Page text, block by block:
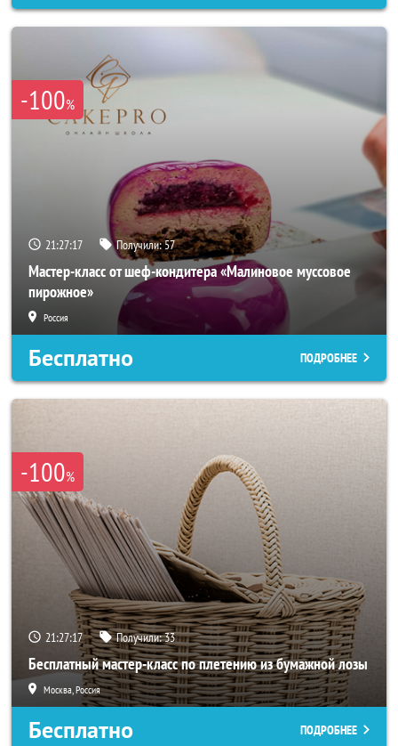
-100%
21:27:14 Получили:57
Мастер-класс от шеф-кондитера «Малиновое муссовое
пирожное»
Россия
Бесплатно ПОДРОБНЕЕ
-100%
21:27:14 Получили:33
Бесплатный мастер-класс по плетению из бумажной лозы
Москва, Россия
Бесплатно ПОДРОБНЕЕ